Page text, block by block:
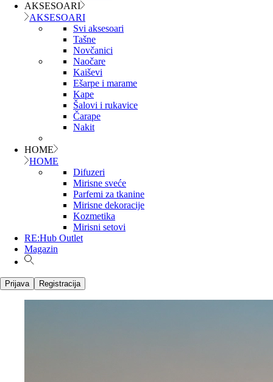
AKSESOARI
AKSESOARI
Svi aksesoari
Tašne
Novčanici
Naočare
Kaiševi
Ešarpe i marame
Kape
Šalovi i rukavice
Čarape
Nakit
HOME
HOME
Difuzeri
Mirisne sveće
Parfemi za tkanine
Mirisne dekoracije
Kozmetika
Mirisni setovi
RE:Hub Outlet
Magazin
Prijava Registracija